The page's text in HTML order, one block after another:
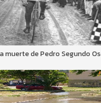
muerte de Pedro Segundo